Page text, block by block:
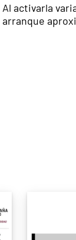
Al activarla
arranque